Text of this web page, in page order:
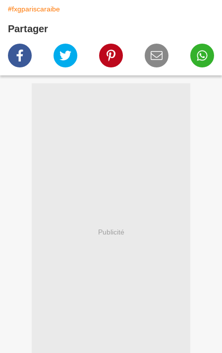
#fxgpariscaraibe
Partager
Publicité